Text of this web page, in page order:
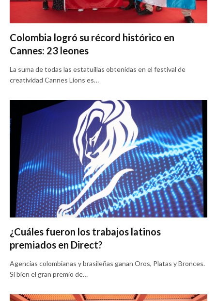
Colombia logró su récord histórico en
Cannes: 23 leones
La suma de todas las estatuillas obtenidas en el festival de
creatividad Cannes Lions es…
¿Cuáles fueron los trabajos latinos
premiados en Direct?
Agencias colombianas y brasileñas ganan Oros, Platas y Bronces.
Si bien el gran premio de…